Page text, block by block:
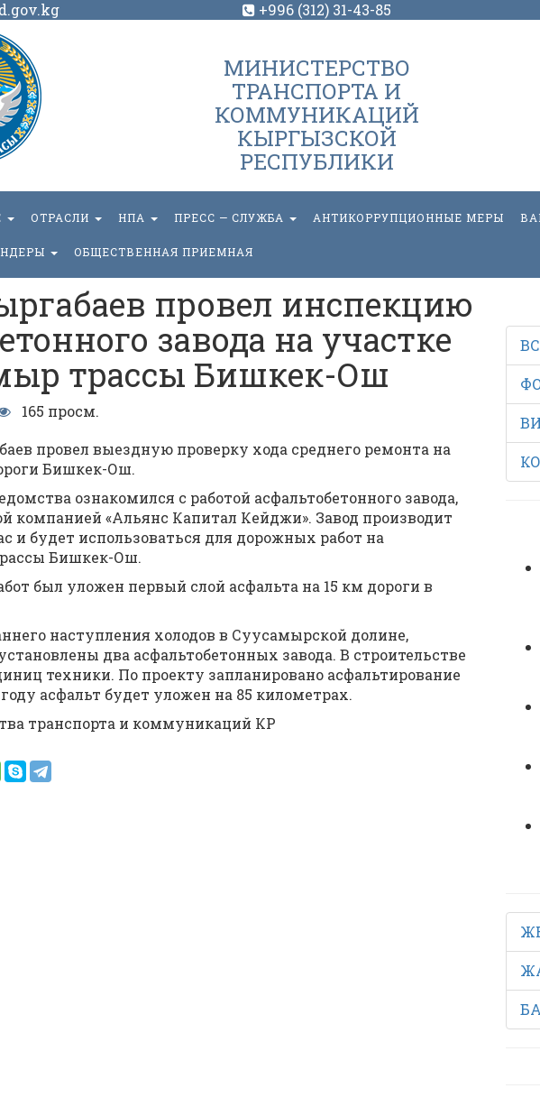
+996 (312) 31-43-85
МИНИСТЕРСТВО
ТРАНСПОРТА И
КОММУНИКАЦИЙ
КЫРГЫЗСКОЙ
РЕСПУБЛИКИ
ОТРАСЛИ НПА ПРЕСС — СЛУЖБА АНТИКОРРУПЦИОННЫЕ МЕРЫ
ОБЩЕСТВЕННАЯ ПРИЕМНАЯ
провел инспекцию
завода на участке
трассы Бишкек-Ош
165 просм.
провел выездную проверку хода среднего ремонта на
Бишкек-Ош.
ознакомился с работой асфальтобетонного завода,
компанией «Альянс Капитал Кейджи». Завод производит
и будет использоваться для дорожных работ на
Бишкек-Ош.
был уложен первый слой асфальта на 15 км дороги в
наступления холодов в Суусамырской долине,
два асфальтобетонных завода. В строительстве
техники. По проекту запланировано асфальтирование
асфальт будет уложен на 85 километрах.
транспорта и коммуникаций КР